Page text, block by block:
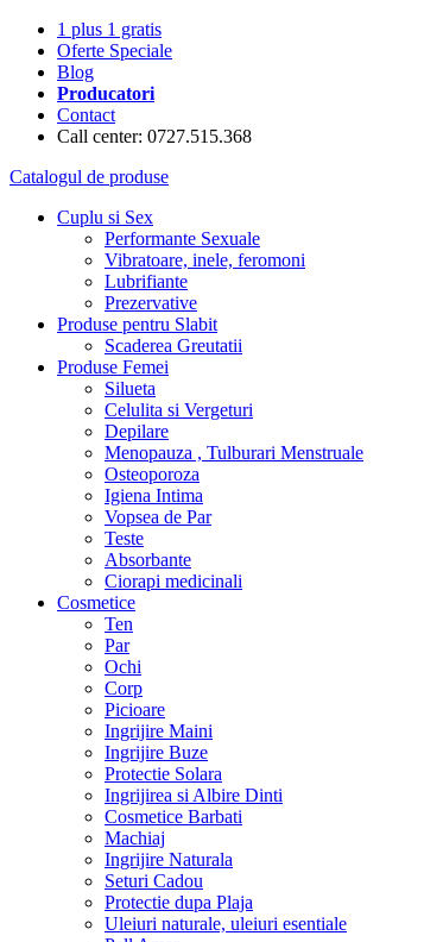
1 plus 1 gratis
Oferte Speciale
Blog
Producatori
Contact
Call center: 0727.515.368
Catalogul de produse
Cuplu si Sex
Performante Sexuale
Vibratoare, inele, feromoni
Lubrifiante
Prezervative
Produse pentru Slabit
Scaderea Greutatii
Produse Femei
Silueta
Celulita si Vergeturi
Depilare
Menopauza , Tulburari Menstruale
Osteoporoza
Igiena Intima
Vopsea de Par
Teste
Absorbante
Ciorapi medicinali
Cosmetice
Ten
Par
Ochi
Corp
Picioare
Ingrijire Maini
Ingrijire Buze
Protectie Solara
Ingrijirea si Albire Dinti
Cosmetice Barbati
Machiaj
Ingrijire Naturala
Seturi Cadou
Protectie dupa Plaja
Uleiuri naturale, uleiuri esentiale